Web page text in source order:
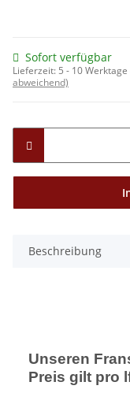
Sofort verfügbar
Lieferzeit: 5 - 10 Werktage
abweichend)
Beschreibung
Unseren
Preis gilt pro